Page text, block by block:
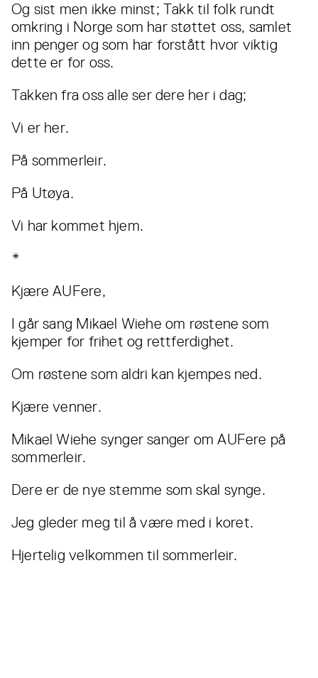
Og sist men ikke minst; Takk til folk rundt
omkring i Norge som har støttet oss, samlet
inn penger og som har forstått hvor viktig
dette er for oss.
Takken fra oss alle ser dere her i dag;
Vi er her.
På sommerleir.
På Utøya.
Vi har kommet hjem.
*
Kjære AUFere,
I går sang Mikael Wiehe om røstene som
kjemper for frihet og rettferdighet.
Om røstene som aldri kan kjempes ned.
Kjære venner.
Mikael Wiehe synger sanger om AUFere på
sommerleir.
Dere er de nye stemme som skal synge.
Jeg gleder meg til å være med i koret.
Hjertelig velkommen til sommerleir.